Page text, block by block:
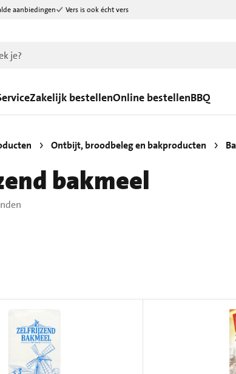
aanbiedingen Vers is ook écht vers
Zakelijk bestellenOnline bestellenBBQ
Ontbijt, broodbeleg en bakproducten
bakmeel